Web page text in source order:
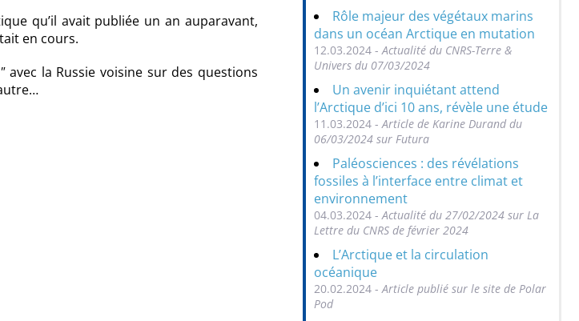
qu’il avait publiée un an auparavant,
en cours.
avec la Russie voisine sur des questions
Rôle majeur des végétaux marins
dans un océan Arctique en mutation
12.03.2024 - Actualité du CNRS-Terre &
Univers du 07/03/2024
Un avenir inquiétant attend
l’Arctique d’ici 10 ans, révèle une étude
11.03.2024 - Article de Karine Durand du
06/03/2024 sur Futura
Paléosciences : des révélations
fossiles à l’interface entre climat et
environnement
04.03.2024 - Actualité du 27/02/2024 sur La
Lettre du CNRS de février 2024
L’Arctique et la circulation
océanique
20.02.2024 - Article publié sur le site de Polar
Pod